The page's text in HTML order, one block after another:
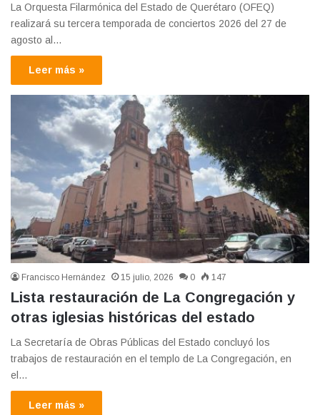
La Orquesta Filarmónica del Estado de Querétaro (OFEQ)
realizará su tercera temporada de conciertos 2026 del 27 de
agosto al…
Leer más »
Francisco Hernández 15 julio, 2026 0 147
Lista restauración de La Congregación y
otras iglesias históricas del estado
La Secretaría de Obras Públicas del Estado concluyó los
trabajos de restauración en el templo de La Congregación, en
el…
Leer más »